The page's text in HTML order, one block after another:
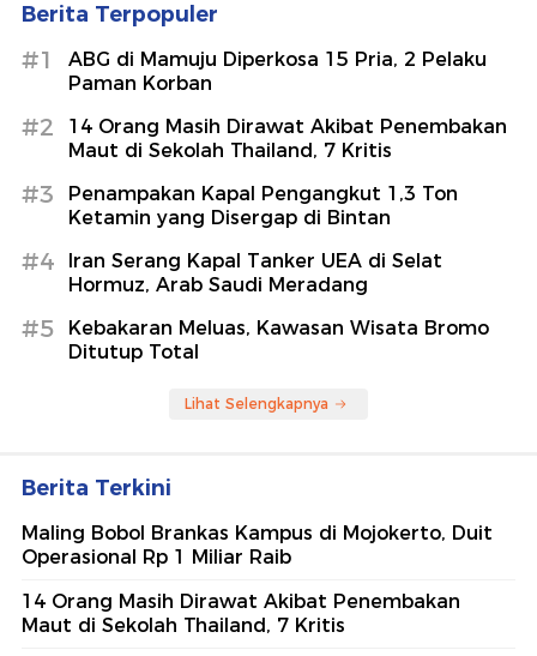
Berita Terpopuler
#1
ABG di Mamuju Diperkosa 15 Pria, 2 Pelaku
Paman Korban
#2
14 Orang Masih Dirawat Akibat Penembakan
Maut di Sekolah Thailand, 7 Kritis
#3
Penampakan Kapal Pengangkut 1,3 Ton
Ketamin yang Disergap di Bintan
#4
Iran Serang Kapal Tanker UEA di Selat
Hormuz, Arab Saudi Meradang
#5
Kebakaran Meluas, Kawasan Wisata Bromo
Ditutup Total
Lihat Selengkapnya
Berita Terkini
Maling Bobol Brankas Kampus di Mojokerto, Duit
Operasional Rp 1 Miliar Raib
14 Orang Masih Dirawat Akibat Penembakan
Maut di Sekolah Thailand, 7 Kritis